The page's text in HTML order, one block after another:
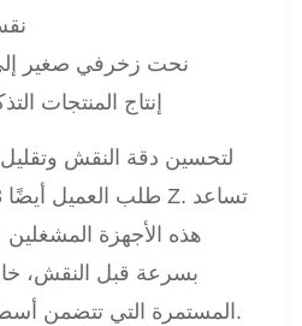
نحت زخرفي صغير
إنتاج المنتجات
لتحسين دقة النقش وتقليل
هذه الأجهزة
بسرعة قبل النقش،
المستمرة التي تتضمن أسطحًا حجرية غير مستوية.